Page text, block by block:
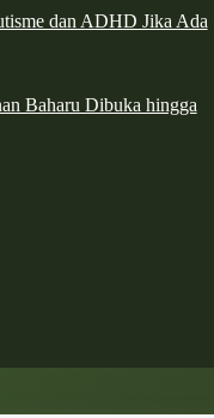
dan ADHD Jika Ada
Baharu Dibuka hingga